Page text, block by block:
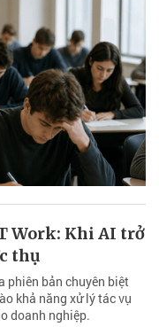
Work: Khi AI trở
thụ
phiên bản chuyên biệt
khả năng xử lý tác vụ
doanh nghiệp.